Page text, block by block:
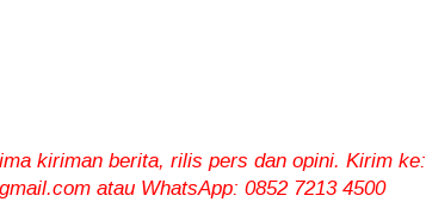
kiriman berita, rilis pers dan opini. Kirim ke:
atau WhatsApp: 0852 7213 4500